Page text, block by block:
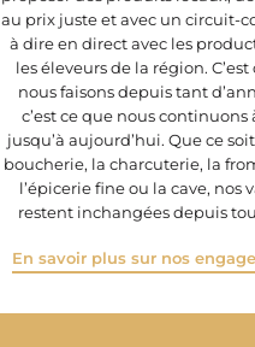
au prix juste et avec un circuit-
à dire en direct avec les
les éleveurs de la région. C’est
nous faisons depuis tant
c’est ce que nous continuons
jusqu’à aujourd’hui. Que ce
boucherie, la charcuterie, la
l’épicerie fine ou la cave, nos
restent inchangées depuis
En savoir plus sur nos